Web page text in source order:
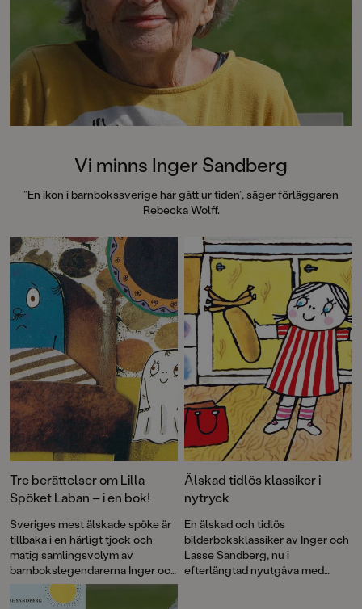
SvD"Mycket
särskilt att rutscha
Dahlbergs bilder
en enda sekund.
uppslag finns tusen
följa familjens hund
sniffande äventyr."
DN"En bok som
till skratt hos såväl
Vi minns Inger Sandberg
”En ikon i barnbokssverige har gått ur tiden”, säger förläggaren
Rebecka Wolff.
Tre berättelser om Lilla
Spöket Laban – i en bok!
Sveriges mest älskade spöke är
tillbaka i en härligt tjock och
matig samlingsvolym av
barnbokslegendarerna Inger och
Lasse Sandberg. Alldeles lagom
läskig för små spökfantaster.
Älskad tidlös klassiker i
nytryck
En älskad och tidlös
bilderboksklassiker av Inger och
Lasse Sandberg, nu i
efterlängtad nyutgåva med